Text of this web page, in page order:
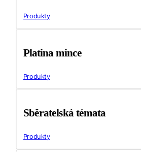
Produkty
Platina mince
Produkty
Sběratelská témata
Produkty